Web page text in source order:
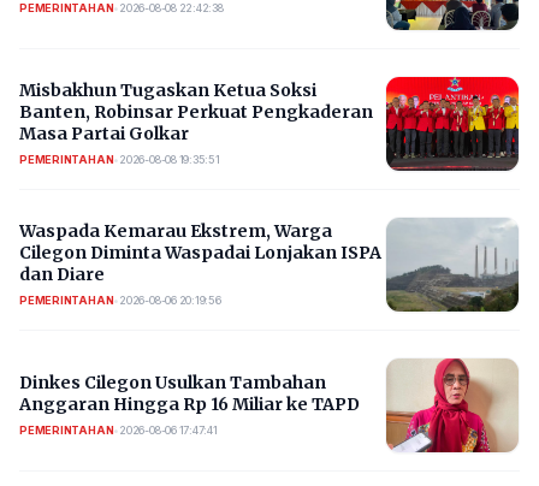
PEMERINTAHAN• 2026-08-08 22:42:38
Misbakhun Tugaskan Ketua Soksi
Banten, Robinsar Perkuat Pengkaderan
Masa Partai Golkar
PEMERINTAHAN• 2026-08-08 19:35:51
Waspada Kemarau Ekstrem, Warga
Cilegon Diminta Waspadai Lonjakan ISPA
dan Diare
PEMERINTAHAN• 2026-08-06 20:19:56
Dinkes Cilegon Usulkan Tambahan
Anggaran Hingga Rp 16 Miliar ke TAPD
PEMERINTAHAN• 2026-08-06 17:47:41